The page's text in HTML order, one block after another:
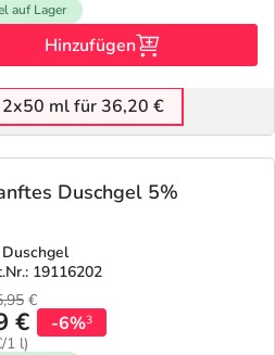
auf Lager
Hinzufügen
2x50 ml für 36,20 €
Duschgel 5%
19116202
€
€
1 l)
-6%3